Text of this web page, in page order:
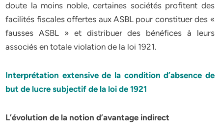
doute la moins noble, certaines sociétés profitent des
facilités fiscales offertes aux ASBL pour constituer des «
fausses ASBL » et distribuer des bénéfices à leurs
associés en totale violation de la loi 1921.
Interprétation extensive de la condition d’absence de
but de lucresubjectif de la loi de 1921
L’évolution de la notion d’avantage indirect